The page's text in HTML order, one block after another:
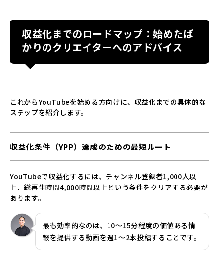
収益化までのロードマップ：始めたば
かりのクリエイターへのアドバイス
これからYouTubeを始める方向けに、収益化までの具体的な
ステップを紹介します。
収益化条件（YPP）達成のための最短ルート
YouTubeで収益化するには、チャンネル登録者1,000人以
上、総再生時間4,000時間以上という条件をクリアする必要が
あります。
最も効率的なのは、10～15分程度の価値ある情
報を提供する動画を週1～2本投稿することです。